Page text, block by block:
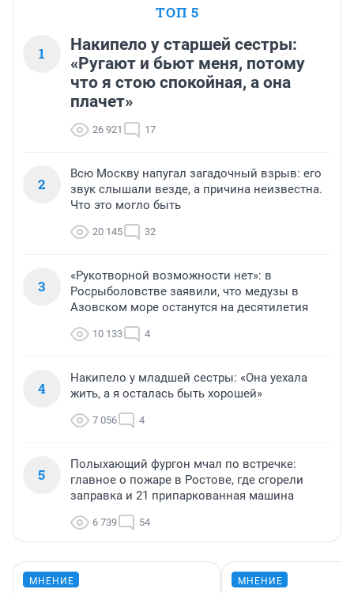
ТОП 5
1
Накипело у старшей сестры:
«Ругают и бьют меня, потому
что я стою спокойная, а она
плачет»
26 921 17
2
Всю Москву напугал загадочный взрыв: его
звук слышали везде, а причина неизвестна.
Что это могло быть
20 145 32
3
«Рукотворной возможности нет»: в
Росрыболовстве заявили, что медузы в
Азовском море останутся на десятилетия
10 133 4
4
Накипело у младшей сестры: «Она уехала
жить, а я осталась быть хорошей»
7 056 4
5
Полыхающий фургон мчал по встречке:
главное о пожаре в Ростове, где сгорели
заправка и 21 припаркованная машина
6 739 54
МНЕНИЕ МНЕНИЕ